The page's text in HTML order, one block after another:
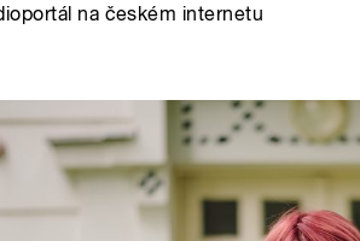
na českém internetu